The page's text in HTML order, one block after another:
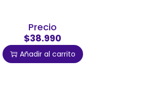
Precio
$38.990
Añadir al carrito